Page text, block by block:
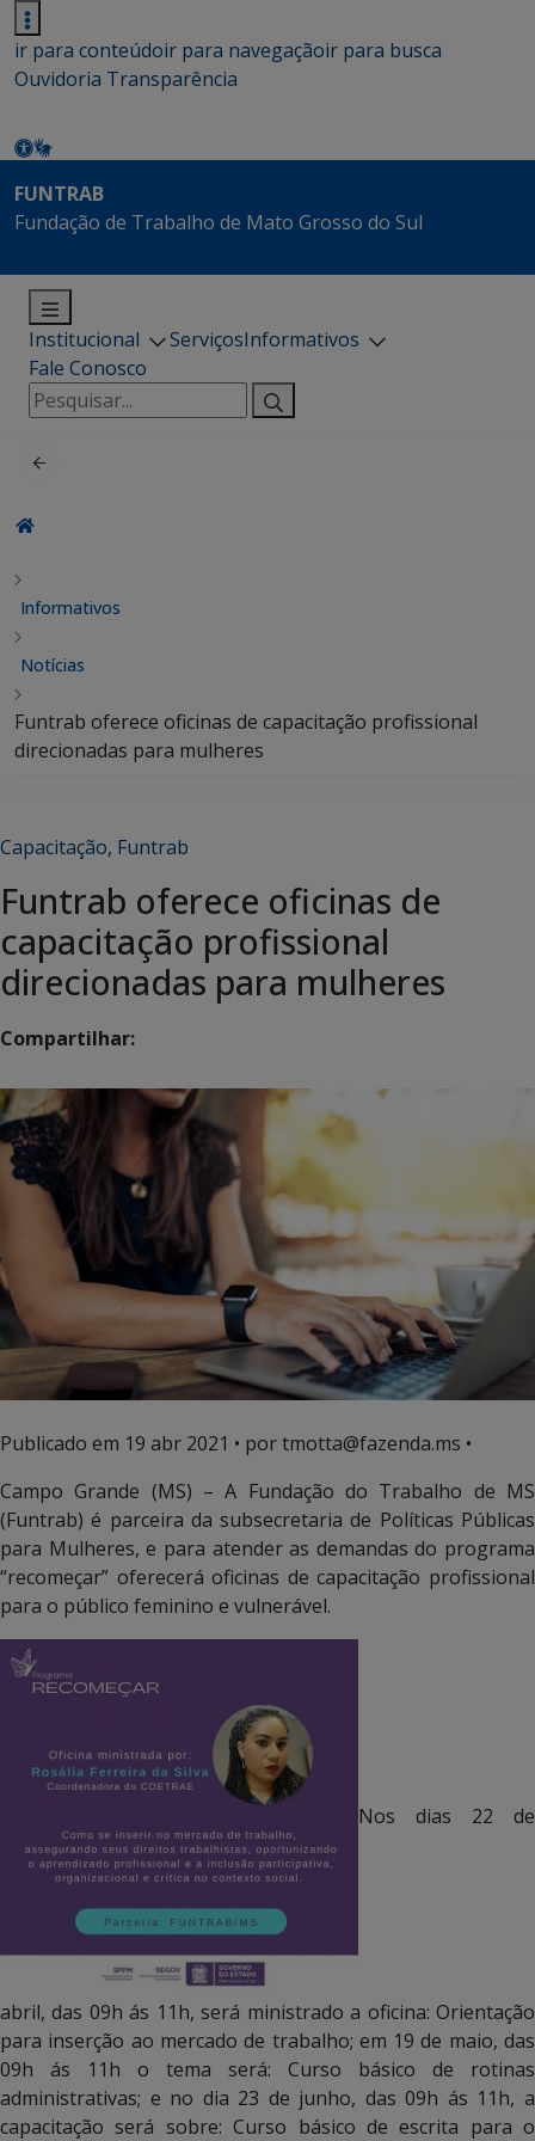
ir para conteúdoir para navegaçãoir para busca
Ouvidoria Transparência
FUNTRAB
Fundação de Trabalho de Mato Grosso do Sul
Institucional ServiçosInformativos
Fale Conosco
Pesquisar
por:
Informativos
Notícias
Funtrab oferece oficinas de capacitação profissional
direcionadas para mulheres
Capacitação, Funtrab
Funtrab oferece oficinas de
capacitação profissional
direcionadas para mulheres
Compartilhar:
Publicado em 19 abr 2021 • por tmotta@fazenda.ms •
Campo Grande (MS) – A Fundação do Trabalho de MS
(Funtrab) é parceira da subsecretaria de Políticas Públicas
para Mulheres, e para atender as demandas do programa
“recomeçar” oferecerá oficinas de capacitação profissional
para o público feminino e vulnerável.
Nos dias 22 de
abril, das 09h ás 11h, será ministrado a oficina: Orientação
para inserção ao mercado de trabalho; em 19 de maio, das
09h ás 11h o tema será: Curso básico de rotinas
administrativas; e no dia 23 de junho, das 09h ás 11h, a
capacitação será sobre: Curso básico de escrita para o